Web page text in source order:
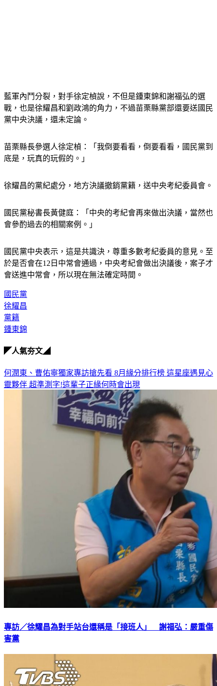
藍軍內鬥分裂，對手徐定楨說，不但是鍾東錦和謝福弘的選
戰，也是徐耀昌和劉政鴻的角力，不過苗栗縣黨部還要送國民
黨中央決議，還未定論。
苗栗縣長參選人徐定楨：「我倒要看看，倒要看看，國民黨到
底是，玩真的玩假的。」
徐耀昌的黨紀處分，地方決議撤銷黨籍，送中央考紀委員會。
國民黨秘書長黃健庭：「中央的考紀會再來做出決議，當然也
會參酌過去的相關案例。」
國民黨中央表示，這是共識決，尊重多數考紀委員的意見。至
於是否會在12日中常會通過，中央考紀會做出決議後，案子才
會送進中常會，所以現在無法確定時間。
國民黨
徐耀昌
黨籍
鍾東錦
◤人氣夯文◢
何潤東、曹佑寧獨家專訪搶先看 8月緣分排行榜 這星座遇見心
靈夥伴 超準測字!這輩子正緣何時會出現
專訪／徐耀昌為對手站台還稱是「接班人」 謝福弘：嚴重傷
害黨